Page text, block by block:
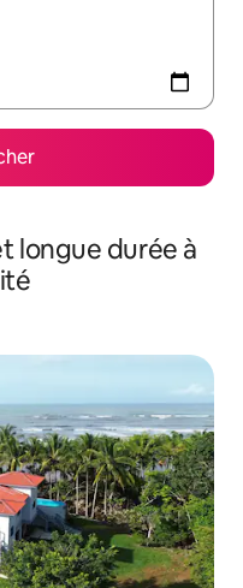
longue durée à